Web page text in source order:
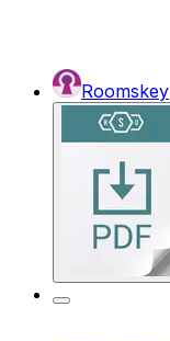
Roomskey